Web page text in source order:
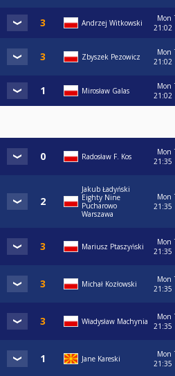
Andrzej Witkowski
Mon
21:02
Zbyszek Pezowicz
Mon
21:02
Mirosław Galas
Mon
21:02
Radosław F. Kos
Mon
21:35
Jakub Ładyński
Eighty Nine
Pucharowo
Warszawa
Mon
21:35
Mariusz Ptaszyński
Mon
21:35
Michał Kozłowski
Mon
21:35
Władysław Machynia
Mon
21:35
Jane Kareski
Mon
21:35